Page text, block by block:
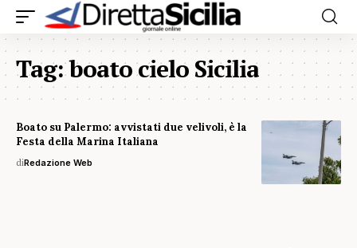
Tag:boato cielo Sicilia
Boato su Palermo: avvistati due velivoli, è la
Festa della Marina Italiana
diRedazione Web